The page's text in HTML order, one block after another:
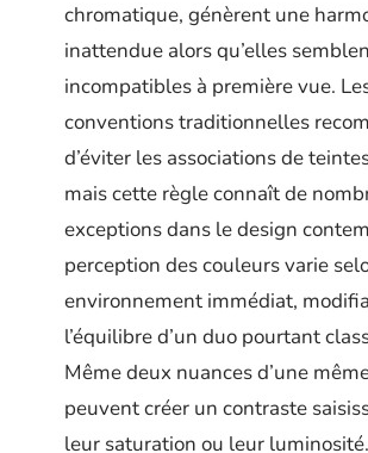
chromatique, génèrent une
inattendue alors qu’elles
incompatibles à première vue.
conventions traditionnelles
d’éviter les associations de
mais cette règle connaît de
exceptions dans le design
perception des couleurs varie
environnement immédiat,
l’équilibre d’un duo pourtant
Même deux nuances d’une
peuvent créer un contraste
leur saturation ou leur